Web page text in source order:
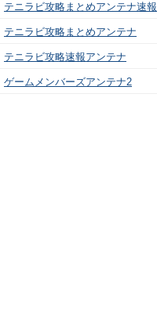
テニラビ攻略まとめアンテナ速報
テニラビ攻略まとめアンテナ
テニラビ攻略速報アンテナ
ゲームメンバーズアンテナ2